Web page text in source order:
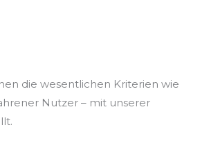
die wesentlichen Kriterien wie
Nutzer – mit unserer